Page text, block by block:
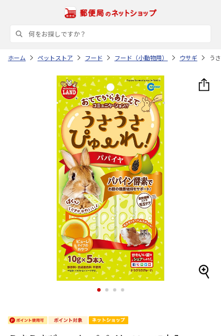
ホーム ペットストア フード フード（小動物用） ウサギ う
1 2 3 4